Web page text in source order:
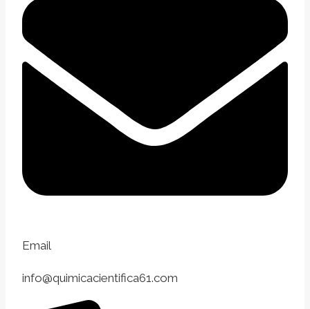
Email
info@quimicacientifica61.com